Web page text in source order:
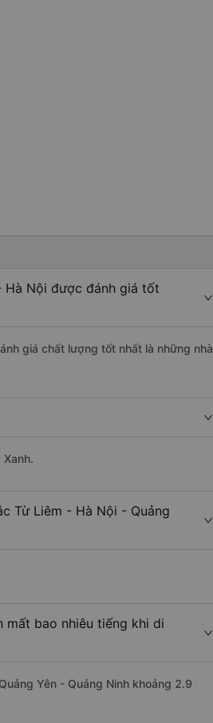
Hà Nội được đánh giá tốt
giá chất lượng tốt nhất là những nhà
Từ Liêm - Hà Nội - Quảng
mất bao nhiêu tiếng khi di
Yên - Quảng Ninh khoảng 2.9